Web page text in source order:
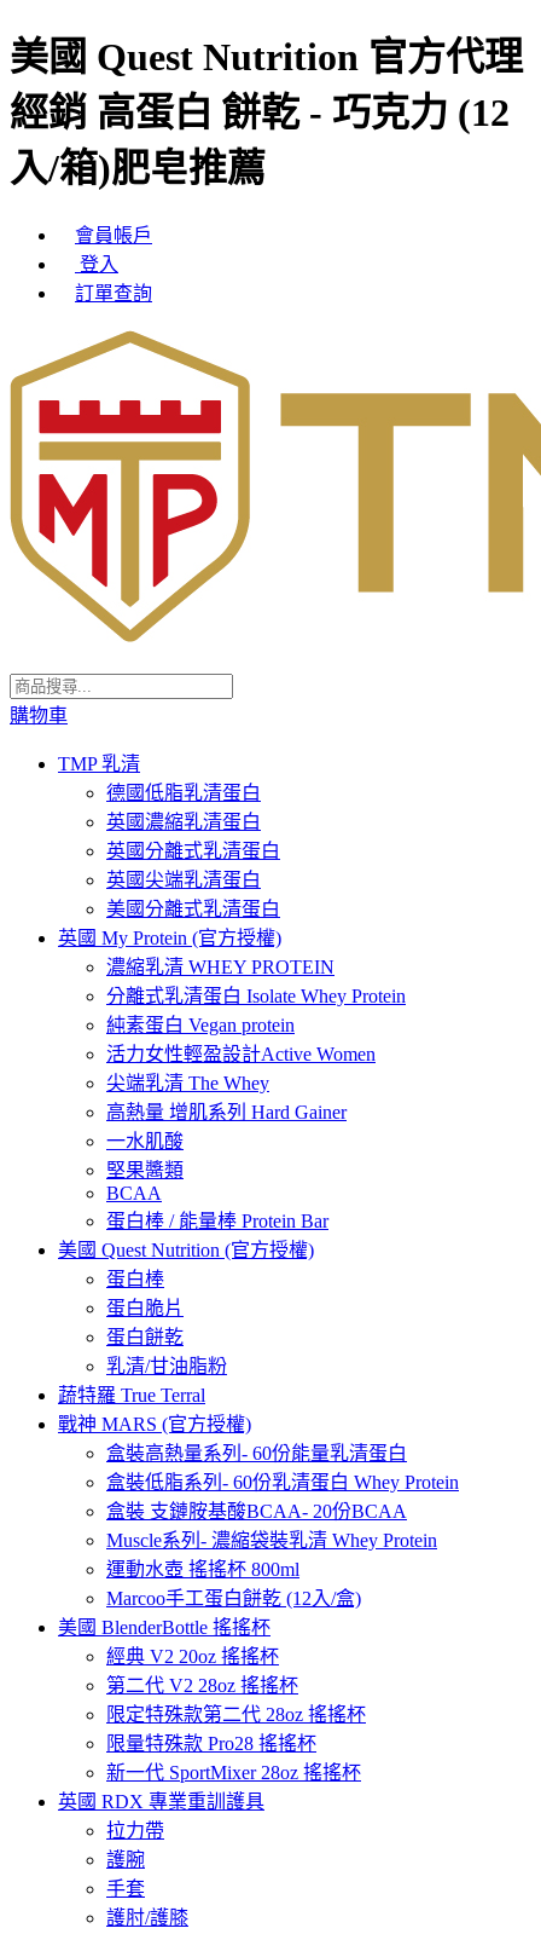
美國 Quest Nutrition 官方代理
經銷 高蛋白 餅乾 - 巧克力 (12
入/箱)肥皂推薦
會員帳戶
登入
訂單查詢
購物車
TMP 乳清
德國低脂乳清蛋白
英國濃縮乳清蛋白
英國分離式乳清蛋白
英國尖端乳清蛋白
美國分離式乳清蛋白
英國 My Protein (官方授權)
濃縮乳清 WHEY PROTEIN
分離式乳清蛋白 Isolate Whey Protein
純素蛋白 Vegan protein
活力女性輕盈設計Active Women
尖端乳清 The Whey
高熱量 增肌系列 Hard Gainer
一水肌酸
堅果醬類
BCAA
蛋白棒 / 能量棒 Protein Bar
美國 Quest Nutrition (官方授權)
蛋白棒
蛋白脆片
蛋白餅乾
乳清/甘油脂粉
蔬特羅 True Terral
戰神 MARS (官方授權)
盒裝高熱量系列- 60份能量乳清蛋白
盒裝低脂系列- 60份乳清蛋白 Whey Protein
盒裝 支鏈胺基酸BCAA- 20份BCAA
Muscle系列- 濃縮袋裝乳清 Whey Protein
運動水壺 搖搖杯 800ml
Marcoo手工蛋白餅乾 (12入/盒)
美國 BlenderBottle 搖搖杯
經典 V2 20oz 搖搖杯
第二代 V2 28oz 搖搖杯
限定特殊款第二代 28oz 搖搖杯
限量特殊款 Pro28 搖搖杯
新一代 SportMixer 28oz 搖搖杯
英國 RDX 專業重訓護具
拉力帶
護腕
手套
護肘/護膝